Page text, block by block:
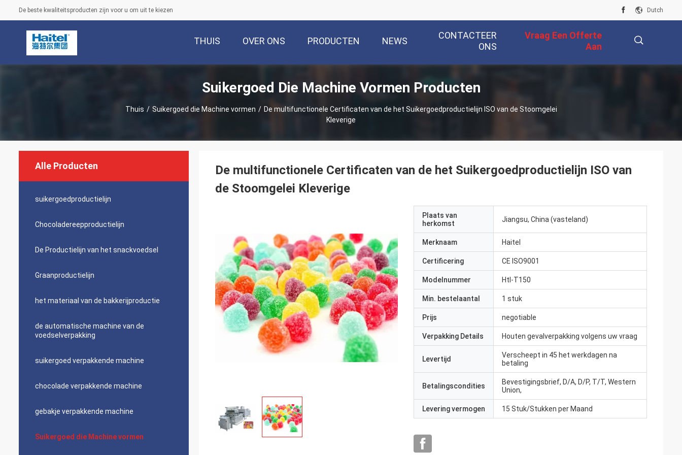
De beste kwaliteitsproducten zijn voor u om uit te kiezen Dutch
THUIS OVER ONS PRODUCTEN NEWS
CONTACTEER
ONS
Vraag Een Offerte
Aan
Suikergoed Die Machine Vormen Producten
Thuis / Suikergoed die Machine vormen / De multifunctionele Certificaten van de het Suikergoedproductielijn ISO van de Stoomgelei
Kleverige
Alle Producten
suikergoedproductielijn
Chocoladereepproductielijn
De Productielijn van het snackvoedsel
Graanproductielijn
het materiaal van de bakkerijproductie
de automatische machine van de
voedselverpakking
suikergoed verpakkende machine
chocolade verpakkende machine
gebakje verpakkende machine
Suikergoed die Machine vormen
De multifunctionele Certificaten van de het Suikergoedproductielijn ISO van
de Stoomgelei Kleverige
Plaats van
herkomst
Jiangsu, China (vasteland)
Merknaam Haitel
Certificering CE ISO9001
Modelnummer Htl-T150
Min. bestelaantal 1 stuk
Prijs negotiable
Verpakking Details Houten gevalverpakking volgens uw vraag
Levertijd
Verscheept in 45 het werkdagen na
betaling
Betalingscondities
Bevestigingsbrief, D/A, D/P, T/T, Western
Union,
Levering vermogen 15 Stuk/Stukken per Maand